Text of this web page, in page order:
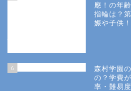
應！の年
指輪は？
娠や子供！
6
森村学園
の？学費
率・難易